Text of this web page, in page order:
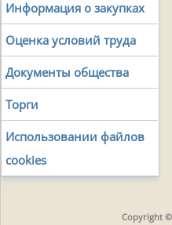
Информация о закупках
Оценка условий труда
Документы общества
Торги
Использовании файлов
cookies
Copyright ©